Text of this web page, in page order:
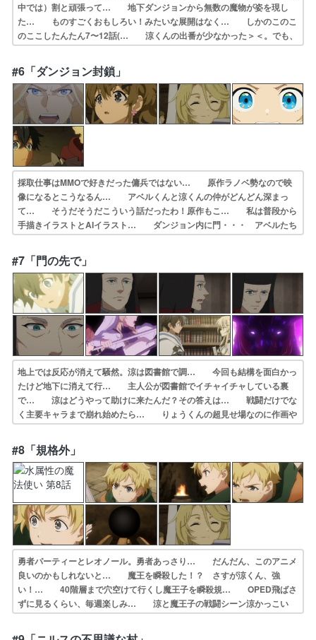
中では）割と頑張って… 地下ダンジョンから無数の魔物が姿を現し
た… ものすごくおもしろい！みたいな展開はなく… しかのこのこ
のここしたんたん7〜12話(… 涼くんの出番が少なかった＞＜。でも、
遥ち… ダンジョンのスタンピード調査、完全にアベ… 日本へよう
こそのエルフさんに続いてのエル… やっっっっっっとセーラとまとも
な遭遇。セ… アベルたちの戦闘シーンかっこよかった ダ…
#6「ダンジョン封鎖」
採取仕事はMMOで好きだった傭兵ではない… 原作ラノベ勢なので映
像になるとこうなるん… アベルくんと涼くんの仲がどんどん深まっ
て… そうだそうだこういう話だったわ！原作もこ… 私は普段から
手描きイラストとAIイラスト… ダンジョン内に門・・・ アベルたち
どうな… 事件の序章だけでした(´▽｀)あの子もあ… 涼金持ち大盤
振る舞い(^^)そしてとうと… ２週間ぶり待ってたぜ～ストーリーがサ
クサ… ダンジョン調査と封鎖解除、よその冒険者と…
#7「門の先で」
地上では反応が消えて騒然。涼は図書館で調… 今回も結構を面白かっ
たけど地下に消えて行… 主人公が図書館でイチャイチャしている裏
で… 涼はどうやって助けに来たんだ？その答えは… 戦闘だけでな
く主要キャラまで崩れ始めたら… りょうくんの超見せ場なのに作画や
ばくない… アベルくんが大ピンチ＞＜。でも、あの強い… レビュ
ー評価が低い。どうやら作画が酷評さ… 外注してる件も関係ある感
じ？OPムービー… どうやって涼が40層まできたのか気になる…
#8「規格外」
勇者パーティーとレオノール。勇者あっさり… だんだん、このアニメ
良いのかもしれないと… 魔王を瞬殺した！？ さすが涼くん、強
い！… 40階層まで穴空けて行くし魔王子を瞬殺規… OPED飛ばさ
ずに見るくらい、毎週楽しみ… 涼と魔王子の戦闘シーン涼かっこい
い セー… 声も賢章くんだしビジュもかっこかわいいけ… 助けに
来るシーン、OPの方がいいじゃん…… 涼が到着した経緯もめっちゃ